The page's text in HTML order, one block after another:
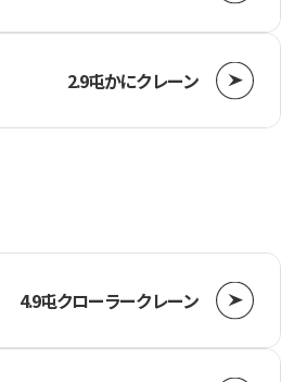
2.9屯かにクレーン
4.9屯クローラークレーン